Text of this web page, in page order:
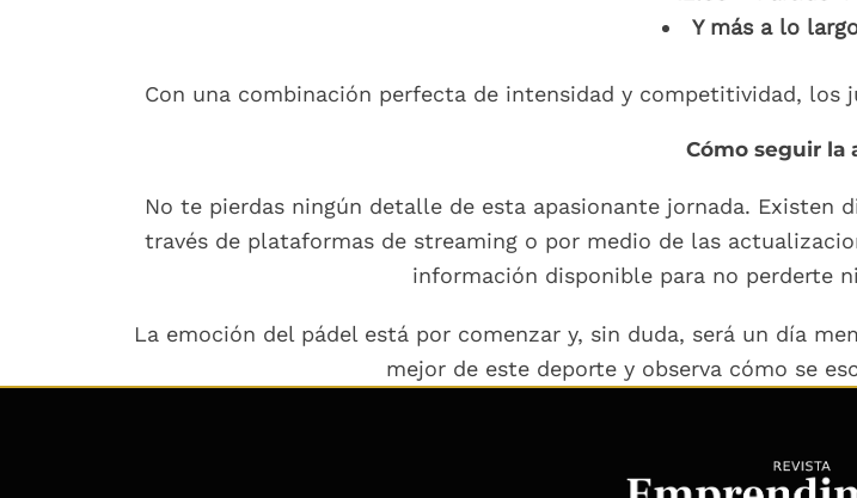
Y más a lo
Con una combinación perfecta de intensidad y competitividad, los
Cómo seguir la
No te pierdas ningún detalle de esta apasionante jornada. Existen
través de plataformas de streaming o por medio de las
información disponible para no perderte
La emoción del pádel está por comenzar y, sin duda, será un día
mejor de este deporte y observa cómo se